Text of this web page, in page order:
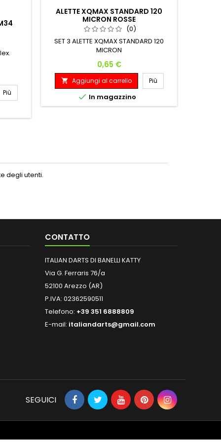
Più
ALETTE XQMAX STANDARD 120
MICRON ROSSE
(0)
SET 3 ALETTE XQMAX STANDARD 120
MICRON
Prezzo
0,65 €
 Aggiungi al carrello Più
 In magazzino
degli utenti.
CONTATTO
ITALIAN DARTS DI BANELLI KATTY
Via G. Ferraris 76/a
52100 Arezzo (AR)
P.IVA: 02362590511
Telefono: +39 351 6888809
E-mail: italiandarts@gmail.com
SEGUICI